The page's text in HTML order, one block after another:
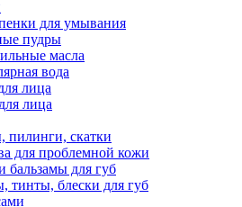
для умывания
пудры
масла
вода
лица
лица
пилинги, скатки
для проблемной кожи
бальзамы для губ
тинты, блески для губ